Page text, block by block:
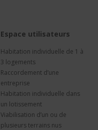
Espace utilisateurs
Habitation individuelle de 1 à
3 logements
Raccordement d’une
entreprise
Habitation individuelle dans
un lotissement
Viabilisation d’un ou de
plusieurs terrains nus